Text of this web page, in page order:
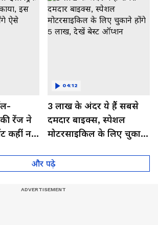
रेंज ने
कहीं नहीं
3 लाख के अंदर ये हैं सबसे
दमदार बाइक्स, स्पेशल
मोटरसाइकिल के लिए चुकाने
ऑप्शन
04:12
और पढ़े